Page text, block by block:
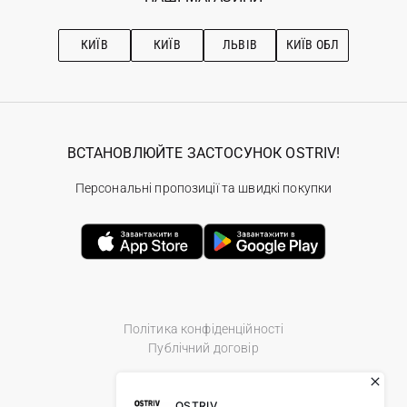
Рекомендації з догляду
КИЇВ КИЇВ ЛЬВІВ КИЇВ ОБЛ
Політика конфіденційності
Публічний договір
ВСТАНОВЛЮЙТЕ ЗАСТОСУНОК OSTRIV!
Персональні пропозиції та швидкі покупки